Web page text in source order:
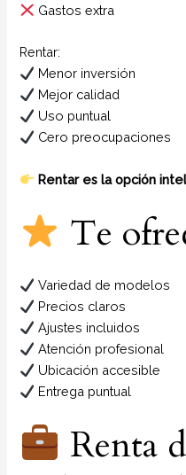
Gastos extra
Rentar:
Menor inversión
Mejor calidad
Uso puntual
Cero preocupaciones
Rentar es la opción
Te
Variedad de modelos
Precios claros
Ajustes incluidos
Atención profesional
Ubicación accesible
Entrega puntual
Renta